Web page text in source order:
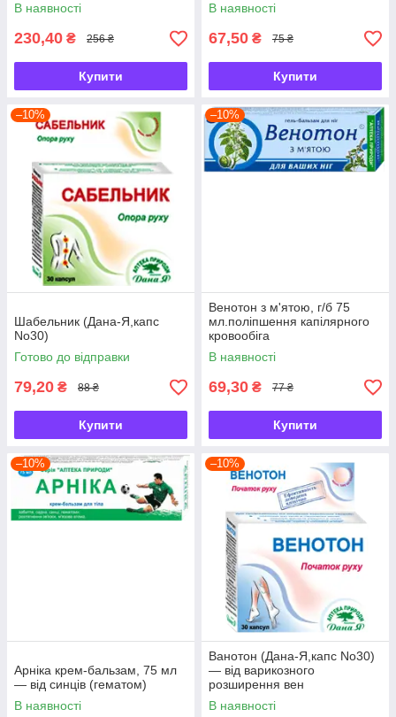
В наявності
230,40 ₴ 256 ₴
Купити
В наявності
67,50 ₴ 75 ₴
Купити
–10%
Шабельник (Дана-Я,капс
No30)
Готово до відправки
79,20 ₴ 88 ₴
Купити
–10%
Венотон з м'ятою, г/б 75
мл.поліпшення капілярного
кровообіга
В наявності
69,30 ₴ 77 ₴
Купити
–10%
Арніка крем-бальзам, 75 мл
— від синців (гематом)
В наявності
–10%
Ванотон (Дана-Я,капс No30)
— від варикозного
розширення вен
В наявності